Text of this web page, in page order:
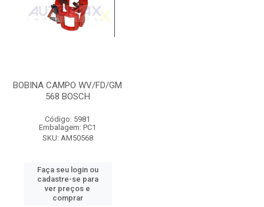
BOBINA CAMPO WV/FD/GM
568 BOSCH
Código: 5981
Embalagem: PC1
SKU: AM50568
Faça seu login ou
cadastre-se para
ver preços e
comprar